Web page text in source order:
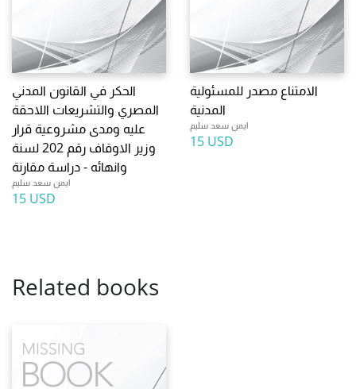
الحكر في القانون المدني
المصري والتشريعات اللاحقة
عليه ومدى مشروعية قرار
وزير الاوقاف رقم 202 لسنة
وانهائه - دراسة مقارنة
ايمن سعد سليم
15 USD
الامتناع مصدر للمسئولية
المدنية
ايمن سعد سليم
15 USD
Related books